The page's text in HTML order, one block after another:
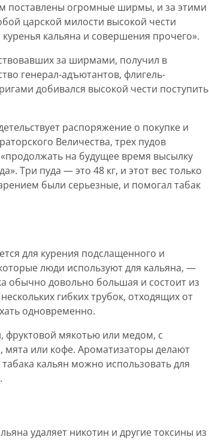
поставлены огромные ширмы, и за этими
царской милости высокой чести
кальяна и совершения прочего».
за ширмами, получил в
генерал-адъютантов, флигель-
добивался высокой чести поступить
распоряжение о покупке и
Величества, трех пудов
на будущее время высылку
Три пуда — это 48 кг, и этот вес только
были серьезные, и помогал табак
для курения подслащенного и
люди используют для кальяна, —
обычно довольно большая и состоит из
гибких трубок, отходящих от
одновременно.
фруктовой мякотью или медом, с
или кофе. Ароматизаторы делают
кальян можно использовать для
удаляет никотин и другие токсины из